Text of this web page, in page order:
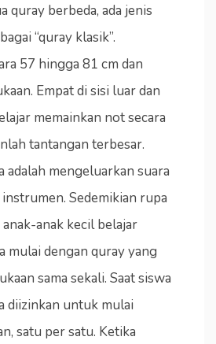
quray berbeda, ada jenis
“quray klasik”.
57 hingga 81 cm dan
Empat di sisi luar dan
memainkan not secara
tantangan terbesar.
adalah mengeluarkan suara
Sedemikian rupa
anak kecil belajar
mulai dengan quray yang
sama sekali. Saat siswa
diizinkan untuk mulai
satu per satu. Ketika